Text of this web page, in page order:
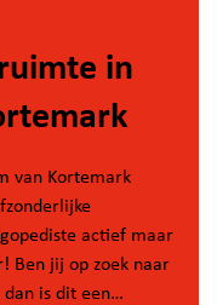
in
van Kortemark
actief maar
Ben jij op zoek naar
is dit een